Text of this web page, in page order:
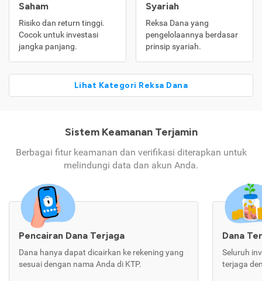
Saham
Risiko dan return tinggi.
Cocok untuk investasi
jangka panjang.
Syariah
Reksa Dana yang
pengelolaannya berdasar
prinsip syariah.
Lihat Kategori Reksa Dana
Sistem Keamanan Terjamin
Berbagai fitur keamanan dan verifikasi diterapkan untuk
melindungi data dan akun Anda.
Pencairan Dana Terjaga
Dana hanya dapat dicairkan ke rekening yang
sesuai dengan nama Anda di KTP.
Dana
Seluruh
terjaga